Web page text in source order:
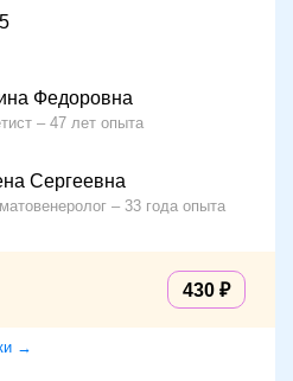
Федоровна
47 лет опыта
Сергеевна
33 года опыта
430
→